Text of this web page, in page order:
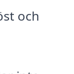
och